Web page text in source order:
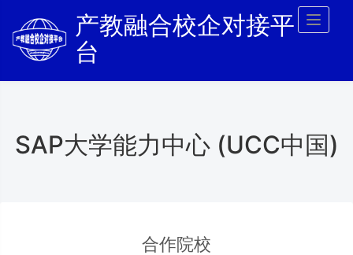
Toggle
产教融合校企对接平
台
SAP大学能力中心 (UCC中国)
合作院校